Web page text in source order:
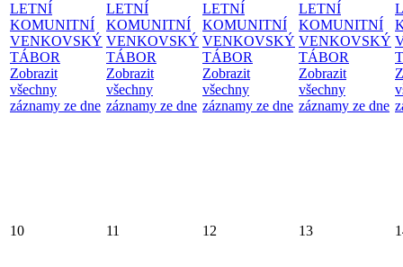
LETNÍ
KOMUNITNÍ
VENKOVSKÝ
TÁBOR
Zobrazit
všechny
záznamy ze dne
LETNÍ
KOMUNITNÍ
VENKOVSKÝ
TÁBOR
Zobrazit
všechny
záznamy ze dne
LETNÍ
KOMUNITNÍ
VENKOVSKÝ
TÁBOR
Zobrazit
všechny
záznamy ze dne
LETNÍ
KOMUNITNÍ
VENKOVSKÝ
TÁBOR
Zobrazit
všechny
záznamy ze dne
10 11 12 13